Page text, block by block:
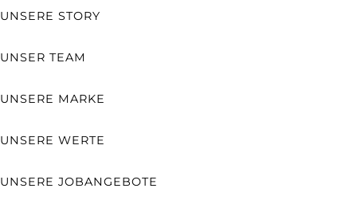
UNSERE STORY
UNSER TEAM
UNSERE MARKE
UNSERE WERTE
UNSERE JOBANGEBOTE